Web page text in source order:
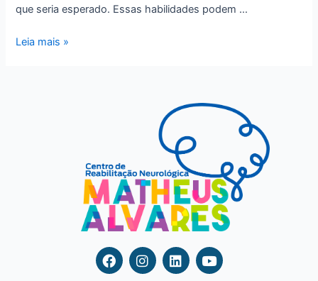
que seria esperado. Essas habilidades podem …
Leia mais »
F
a
c
I
n
s
L
i
n
Y
o
u